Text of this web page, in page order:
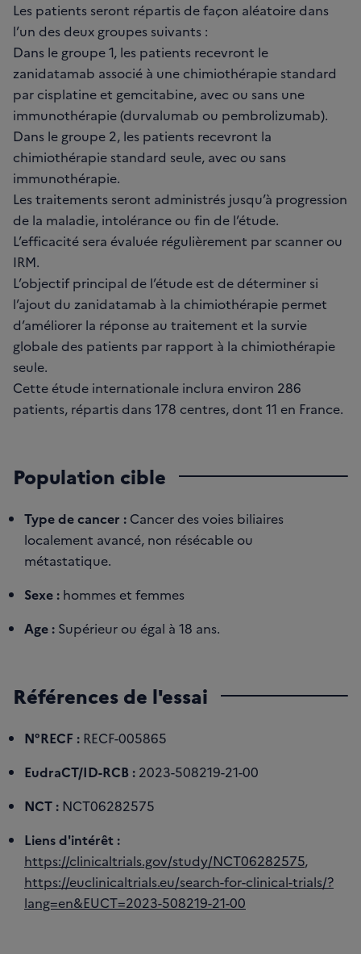
Les patients seront répartis de façon aléatoire dans
l’un des deux groupes suivants :
Dans le groupe 1, les patients recevront le
zanidatamab associé à une chimiothérapie standard
par cisplatine et gemcitabine, avec ou sans une
immunothérapie (durvalumab ou pembrolizumab).
Dans le groupe 2, les patients recevront la
chimiothérapie standard seule, avec ou sans
immunothérapie.
Les traitements seront administrés jusqu’à progression
de la maladie, intolérance ou fin de l’étude.
L’efficacité sera évaluée régulièrement par scanner ou
IRM.
L’objectif principal de l’étude est de déterminer si
l’ajout du zanidatamab à la chimiothérapie permet
d’améliorer la réponse au traitement et la survie
globale des patients par rapport à la chimiothérapie
seule.
Cette étude internationale inclura environ 286
patients, répartis dans 178 centres, dont 11 en France.
Population cible
Type de cancer : Cancer des voies biliaires
localement avancé, non résécable ou
métastatique.
Sexe : hommes et femmes
Age : Supérieur ou égal à 18 ans.
Références de l'essai
N°RECF : RECF-005865
EudraCT/ID-RCB : 2023-508219-21-00
NCT : NCT06282575
Liens d'intérêt :
https://clinicaltrials.gov/study/NCT06282575,
https://euclinicaltrials.eu/search-for-clinical-trials/?
lang=en&EUCT=2023-508219-21-00